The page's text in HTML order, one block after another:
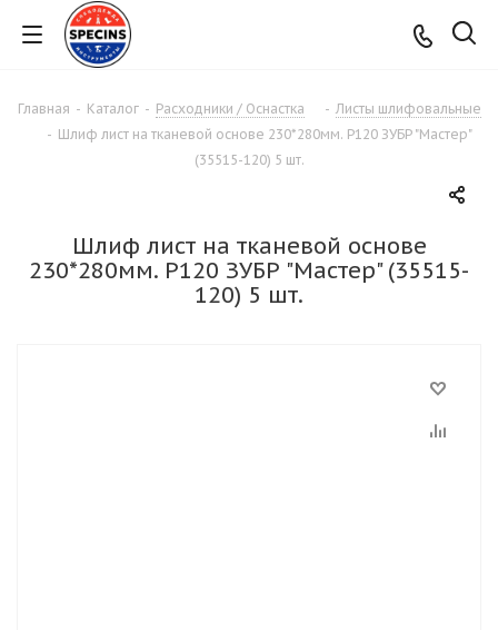
Главная - Каталог - Расходники / Оснастка - Листы шлифовальные
- Шлиф лист на тканевой основе 230*280мм. P120 ЗУБР "Мастер"
(35515-120) 5 шт.
Шлиф лист на тканевой основе
230*280мм. P120 ЗУБР "Мастер" (35515-
120) 5 шт.